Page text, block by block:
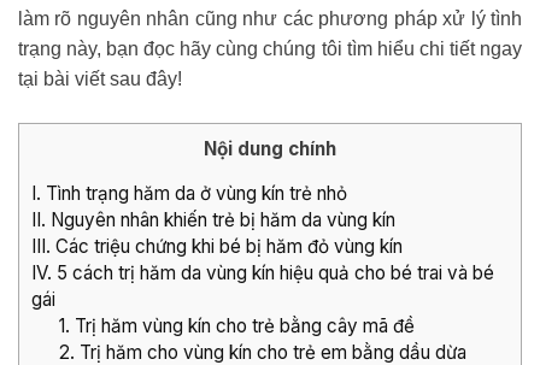
làm rõ nguyên nhân cũng như các phương pháp xử lý tình
trạng này, bạn đọc hãy cùng chúng tôi tìm hiểu chi tiết ngay
tại bài viết sau đây!
Nội dung chính
I. Tình trạng hăm da ở vùng kín trẻ nhỏ
II. Nguyên nhân khiến trẻ bị hăm da vùng kín
III. Các triệu chứng khi bé bị hăm đỏ vùng kín
IV. 5 cách trị hăm da vùng kín hiệu quả cho bé trai và bé
gái
1. Trị hăm vùng kín cho trẻ bằng cây mã đề
2. Trị hăm cho vùng kín cho trẻ em bằng dầu dừa